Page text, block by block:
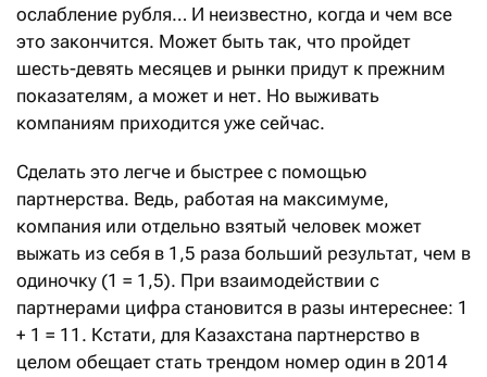
ослабление рубля… И неизвестно, когда и чем все
это закончится. Может быть так, что пройдет
шесть-девять месяцев и рынки придут к прежним
показателям, а может и нет. Но выживать
компаниям приходится уже сейчас.
Сделать это легче и быстрее с помощью
партнерства. Ведь, работая на максимуме,
компания или отдельно взятый человек может
выжать из себя в 1,5 раза больший результат, чем в
одиночку (1 = 1,5). При взаимодействии с
партнерами цифра становится в разы интереснее: 1
+ 1 = 11. Кстати, для Казахстана партнерство в
целом обещает стать трендом номер один в 2014